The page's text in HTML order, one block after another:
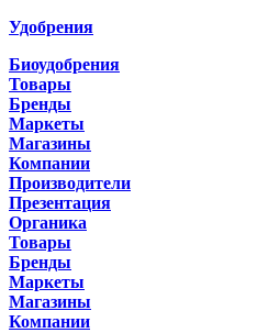
Удобрения
Биоудобрения
Товары
Бренды
Маркеты
Магазины
Компании
Производители
Презентация
Органика
Товары
Бренды
Маркеты
Магазины
Компании